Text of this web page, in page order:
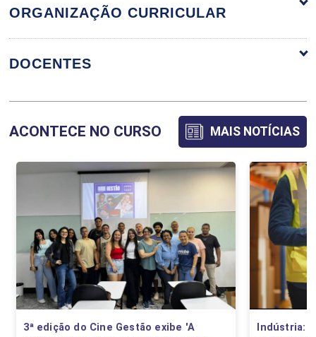
ORGANIZAÇÃO CURRICULAR
ALGORITMOS E ESTRUTURAS DE DADOS
75
ANÁLISE DE DADOS PARA INTELIGÊNCIA
DE NEGÓCIOS
DOCENTES
GABRIELLA PANIAGUA BIZINOTO
JOAO PAULO SENO
ACONTECE NO CURSO MAIS NOTÍCIAS
3ª edição do Cine Gestão exibe 'A
Indústria: